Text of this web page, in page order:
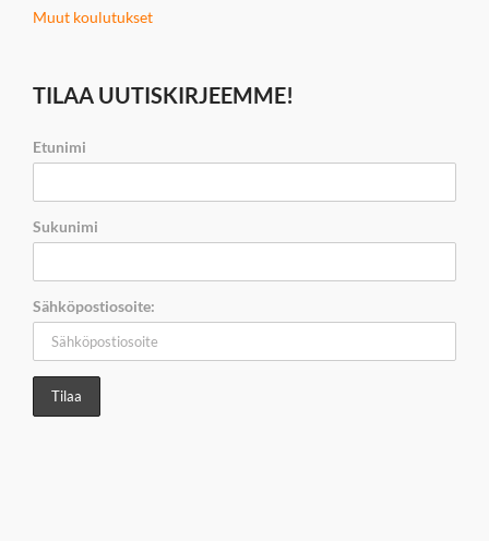
Muut koulutukset
TILAA UUTISKIRJEEMME!
Etunimi
Sukunimi
Sähköpostiosoite: